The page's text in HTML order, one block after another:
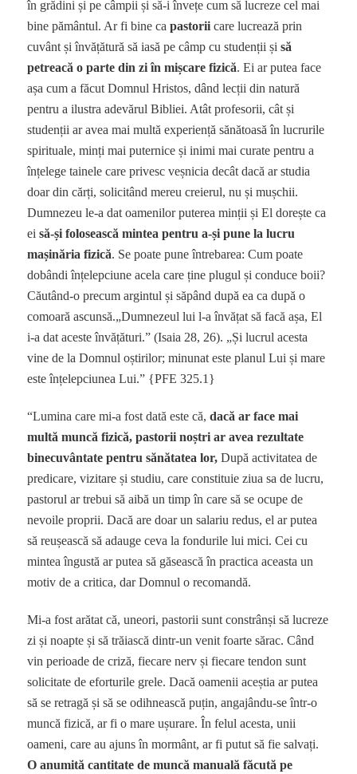
în grădini și pe câmpii și să-i învețe cum să lucreze cel mai
bine pământul. Ar fi bine capastorii care lucrează prin
cuvânt și învățătură să iasă pe câmp cu studenții șisă
petreacă o parte din zi în mișcare fizică. Ei ar putea face
așa cum a făcut Domnul Hristos, dând lecții din natură
pentru a ilustra adevărul Bibliei. Atât profesorii, cât și
studenții ar avea mai multă experiență sănătoasă în lucrurile
spirituale, minți mai puternice și inimi mai curate pentru a
înțelege tainele care privesc veșnicia decât dacă ar studia
doar din cărți, solicitând mereu creierul, nu și mușchii.
Dumnezeu le-a dat oamenilor puterea minții și El dorește ca
eisă-și folosească mintea pentru a-și pune la lucru
mașinăria fizică. Se poate pune întrebarea: Cum poate
dobândi înțelepciune acela care ține plugul și conduce boii?
Căutând-o precum argintul și săpând după ea ca după o
comoară ascunsă.„Dumnezeul lui l-a învățat să facă așa, El
i-a dat aceste învățături.” (Isaia 28, 26). „Și lucrul acesta
vine de la Domnul oștirilor; minunat este planul Lui și mare
este înțelepciunea Lui.” {PFE 325.1}
“Lumina care mi-a fost dată este că,dacă ar face mai
multă muncă fizică, pastorii noștri ar avea rezultate
binecuvântate pentru sănătatea lor, După activitatea de
predicare, vizitare și studiu, care constituie ziua sa de lucru,
pastorul ar trebui să aibă un timp în care să se ocupe de
nevoile proprii. Dacă are doar un salariu redus, el ar putea
să reușească să adauge ceva la fondurile lui mici. Cei cu
mintea îngustă ar putea să găsească în practica aceasta un
motiv de a critica, dar Domnul o recomandă.
Mi-a fost arătat că, uneori, pastorii sunt constrânși să lucreze
zi și noapte și să trăiască dintr-un venit foarte sărac. Când
vin perioade de criză, fiecare nerv și fiecare tendon sunt
solicitate de eforturile grele. Dacă oamenii aceștia ar putea
să se retragă și să se odihnească puțin, angajându-se într-o
muncă fizică, ar fi o mare ușurare. În felul acesta, unii
oameni, care au ajuns în mormânt, ar fi putut să fie salvați.
O anumită cantitate de muncă manuală făcută pe